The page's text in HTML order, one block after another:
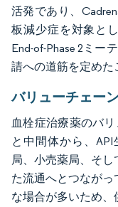
活発であり、
板減少症を対象と
End-of-Phase 2ミー
請への道筋を定めた
バリューチェー
血栓症治療薬のバ
と中間体から、
局、小売薬局、そ
た流通へとつなが
な場合が多いため